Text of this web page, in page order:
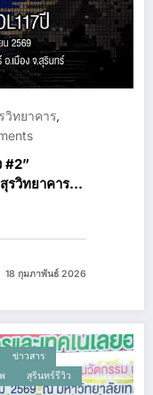
วิทยาคาร,
#2”
รวิทยาคาร
18 กุมภาพันธ์ 2026
ข่าวสาร
สุรินทร์รีวิว